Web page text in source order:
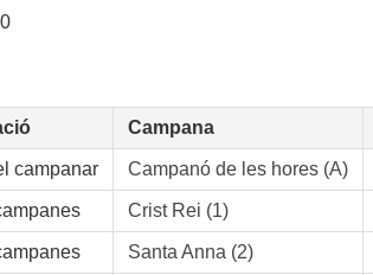
Campana
campanar Campanó de les hores (A)
Crist Rei (1)
Santa Anna (2)